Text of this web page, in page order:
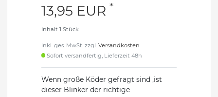
13,95 EUR *
Inhalt 1 Stück
inkl. ges. MwSt. zzgl. Versandkosten
Sofort versandfertig, Lieferzeit 48h
Wenn große Köder gefragt sind ,ist
dieser Blinker der richtige